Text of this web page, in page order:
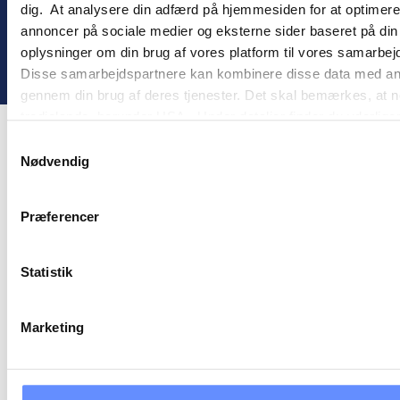
dig. At analysere din adfærd på hjemmesiden for at
annoncer på sociale medier og eksterne sider baseret på
oplysninger om din brug af vores platform til vores
Disse samarbejdspartnere kan kombinere disse data med
gennem din brug af deres tjenester. Det skal bemærkes, at
cookie opbevares. Du bestemmer selv, hvilke formål vores
behandling af personoplysninger i
Nødvendig
Præferencer
Statistik
Marketing
! ©2026 Gomember